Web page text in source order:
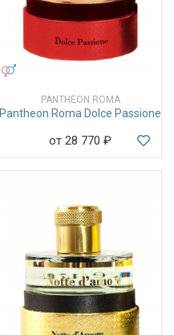
PANTHEON ROMA
Pantheon Roma Dolce Passione
от 28 770 ₽